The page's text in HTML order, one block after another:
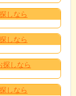
しなら
しなら
探しなら
しなら